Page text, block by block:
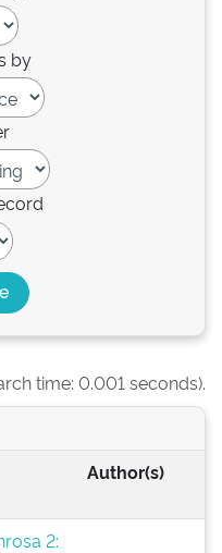
by
time: 0.001 seconds).
Author(s)
2: